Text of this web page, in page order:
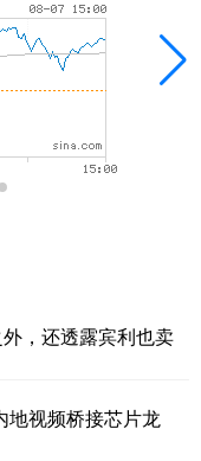
，还透露宾利也卖
地视频桥接芯片龙